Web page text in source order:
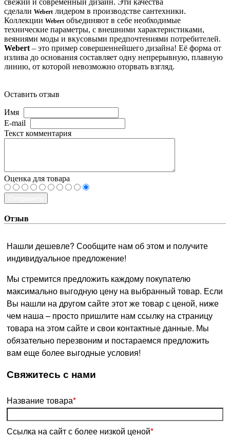
сделали Webert лидером в производстве сантехники.
Коллекции Webert объединяют в себе необходимые
технические параметры, с внешними характеристиками,
веяниями моды и вкусовыми предпочтениями потребителей.
Webert – это пример совершеннейшего дизайна! Её форма от
излива до основания составляет одну непрерывную, плавную
линию, от которой невозможно оторвать взгляд.
Оставить отзыв
Имя
E-mail
Текст комментария
Оценка для товара
Отзыв
Нашли дешевле? Сообщите нам об этом и получите
индивидуальное предложение!
Мы стремится предложить каждому покупателю
максимально выгодную цену на выбранный товар. Если
Вы нашли на другом сайте этот же товар с ценой, ниже
чем наша – просто пришлите нам ссылку на страницу
товара на этом сайте и свои контактные данные. Мы
обязательно перезвоним и постараемся предложить
вам еще более выгодные условия!
­Свяжитесь с нами
Название товара*
Ссылка на сайт с более низкой ценой*